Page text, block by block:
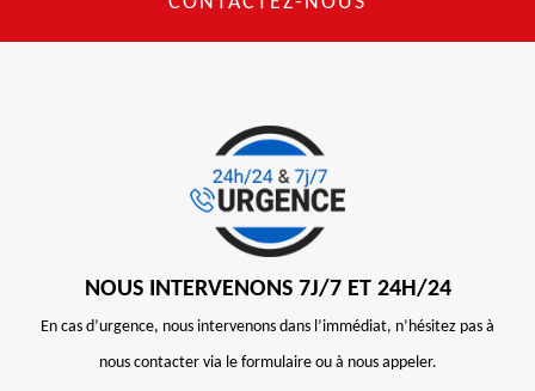
NOUS INTERVENONS 7J/7 ET 24H/24
En cas d’urgence, nous intervenons dans l’immédiat, n’hésitez pas à
nous contacter via le formulaire ou à nous appeler.